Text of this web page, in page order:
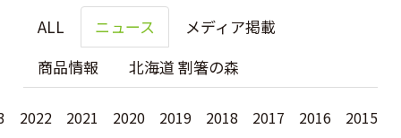
ALL ニュース
メディア掲載
商品情報
北海道 割箸の森
2022 2021 2020 2019 2018 2017 2016 2015